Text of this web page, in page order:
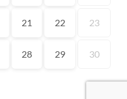
21 22 23
28 29 30